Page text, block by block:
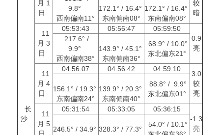
长
沙
月 1
日
较
暗
9.8°
西南偏南11°
172.1° / 16.4°
东南偏南08°
172.1° / 16.4°
东南偏南08°
11
月 3
日
05:53:43 05:56:47
05:59:50
0.9
亮
217.6° /
9.9°
西南偏南38°
143.9° / 45.1°
东南偏南36°
68.9° / 10.0°
东北偏东21°
11
月 4
日
04:56:07 04:56:42 04:59:10
3.0
较
亮
156.1° / 19.3°
东南偏南24°
139.9° / 20.3°
东南偏南40°
88.8° / 9.9°
东北偏东01°
11
月 5
日
05:31:54 05:33:05
05:36:15
-1.3
亮
246.5° / 34.9° 328.3° / 77.3°
54.0° / 10.1°